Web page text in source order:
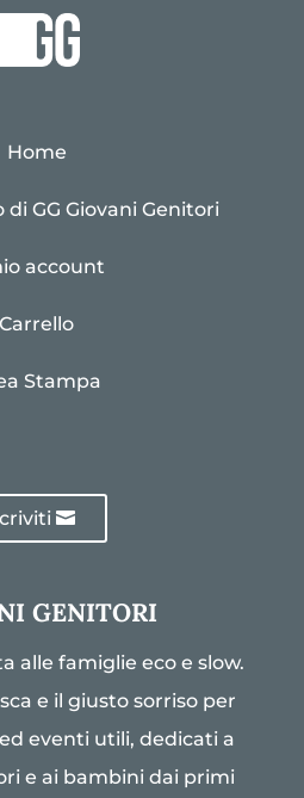
Home
GG Giovani Genitori
account
Carrello
Stampa
GENITORI
alle famiglie eco e slow.
e il giusto sorriso per
eventi utili, dedicati a
e ai bambini dai primi